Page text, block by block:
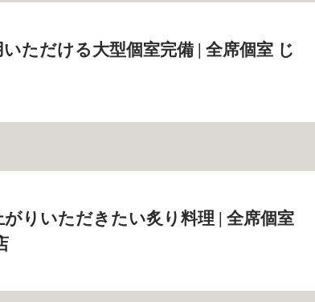
ただける大型個室完備 | 全席個室 じ
りいただきたい炙り料理 | 全席個室